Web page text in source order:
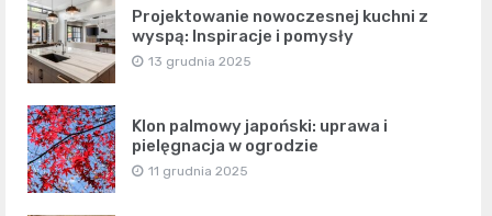
Projektowanie nowoczesnej kuchni z
wyspą: Inspiracje i pomysły
13 grudnia 2025
Klon palmowy japoński: uprawa i
pielęgnacja w ogrodzie
11 grudnia 2025